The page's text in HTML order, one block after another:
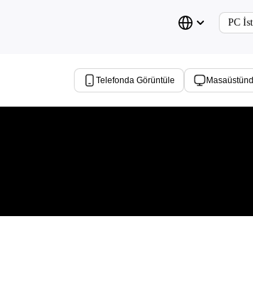
PC
Telefonda Görüntüle